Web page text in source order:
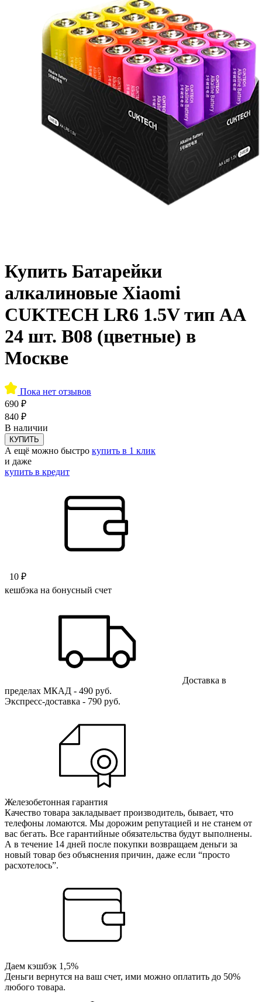
Купить Батарейки
алкалиновые Xiaomi
CUKTECH LR6 1.5V тип AA
24 шт. B08 (цветные) в
Москве
Пока нет отзывов
690 ₽
840 ₽
В наличии
КУПИТЬ
А ещё можно быстро купить в 1 клик
и даже
купить в кредит
10 ₽
кешбэка на бонусный счет
Доставка в
пределах МКАД - 490 руб.
Экспресс-доставка - 790 руб.
Железобетонная гарантия
Качество товара закладывает производитель, бывает, что
телефоны ломаются. Мы дорожим репутацией и не станем от
вас бегать. Все гарантийные обязательства будут выполнены.
А в течение 14 дней после покупки возвращаем деньги за
новый товар без объяснения причин, даже если “просто
расхотелось”.
Даем кэшбэк 1,5%
Деньги вернутся на ваш счет, ими можно оплатить до 50%
любого товара.